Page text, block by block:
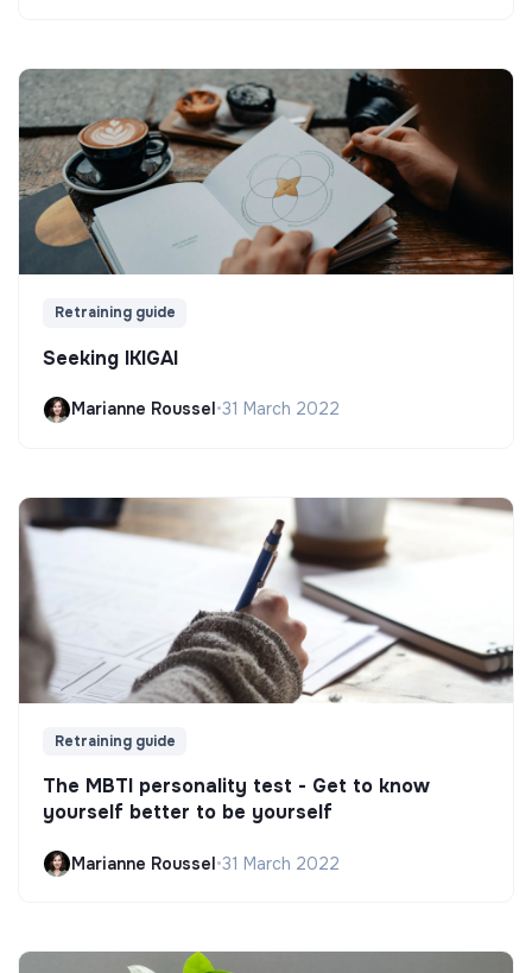
Retraining guide
Seeking IKIGAI
Marianne Roussel•31 March 2022
Retraining guide
The MBTI personality test - Get to know
yourself better to be yourself
Marianne Roussel•31 March 2022